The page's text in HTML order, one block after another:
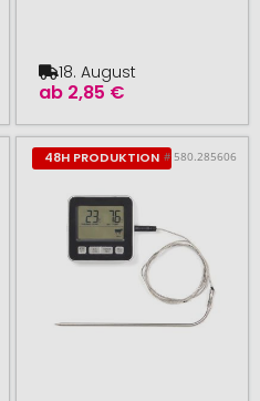
ab 2,85 €
18. August
48H PRODUKTION # 580.285606